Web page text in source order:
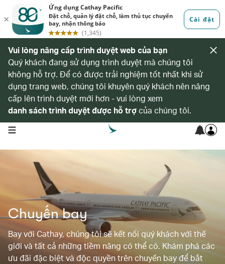
Vui lòng nâng cấp trình duyệt web của bạn
Quý khách đang sử dụng trình duyệt mà chúng tôi
không hỗ trợ. Để có được trải nghiệm tốt nhất khi sử
dụng trang web, chúng tôi khuyên quý khách nên nâng
cấp lên trình duyệt mới hơn - vui lòng xem
danh sách trình duyệt được hỗ trợcủa chúng tôi.
open navigation menu
Chuyến bay
Bay với Cathay, chúng tôi sẽ kết nối quý khách với thế
giới và tất cả những tiềm năng có thể có. Khám phá các
ưu đãi đặc biệt và độc quyền trên chuyến bay để bắt